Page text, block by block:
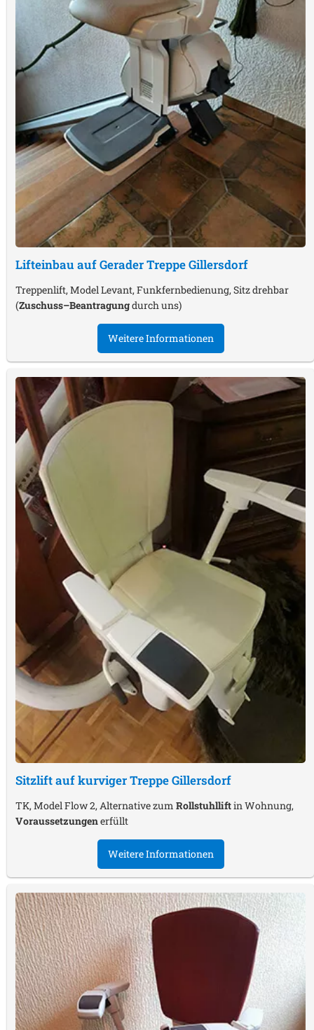
Lifteinbau auf Gerader TreppeGillersdorf
Treppenlift, Model Levant, Funkfernbedienung, Sitz drehbar
(Zuschuss–Beantragungdurch uns)
Weitere Informationen
Sitzlift auf kurviger TreppeGillersdorf
TK, Model Flow 2, Alternative zum Rollstuhlliftin Wohnung,
Voraussetzungenerfüllt
Weitere Informationen